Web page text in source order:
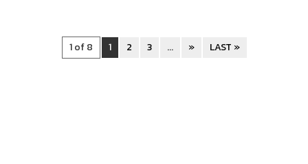
1 of 8 1 2 3 ... » LAST »